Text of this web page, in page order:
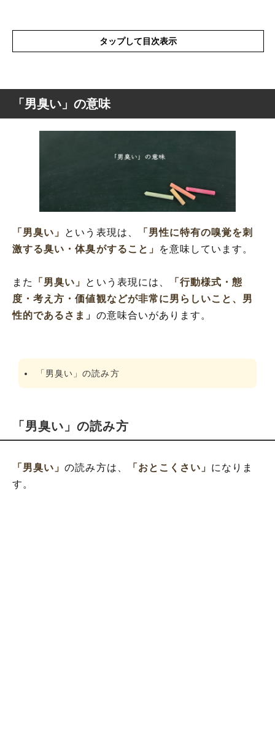
タップして目次表示
「男臭い」の意味
「男臭い」の意味
「男臭い」 という表現は、
「男性に特有の嗅覚を刺
激する臭い・体臭がすること」
を意味しています。
また 「男臭い」 という表現には、
「行動様式・態
度・考え方・価値観などが非常に男らしいこと、男
性的であるさま」 の意味合いがあります。
「男臭い」の読み方
「男臭い」の読み方
「男臭い」の読み方は、 「おとこくさい」 になりま
す。